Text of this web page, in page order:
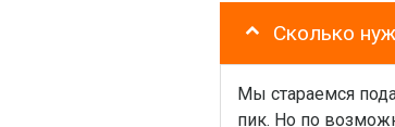
Сколько
Мы стараемся
пик. Но по